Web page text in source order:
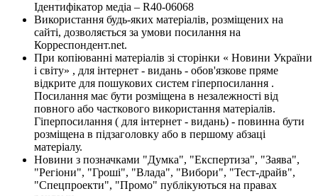
Ідентифікатор медіа – R40-06068
Використання будь-яких матеріалів, розміщених на
сайті, дозволяється за умови посилання на
Корреспондент.net.
При копіюванні матеріалів зі сторінки « Новини України
і світу» , для інтернет - видань - обов'язкове пряме
відкрите для пошукових систем гіперпосилання .
Посилання має бути розміщена в незалежності від
повного або часткового використання матеріалів.
Гіперпосилання ( для інтернет - видань) - повинна бути
розміщена в підзаголовку або в першому абзаці
матеріалу.
Новини з позначками "Думка", "Експертиза", "Заява",
"Регіони", "Гроші", "Влада", "Вибори", "Тест-драйв",
"Спецпроекти", "Промо" публікуються на правах